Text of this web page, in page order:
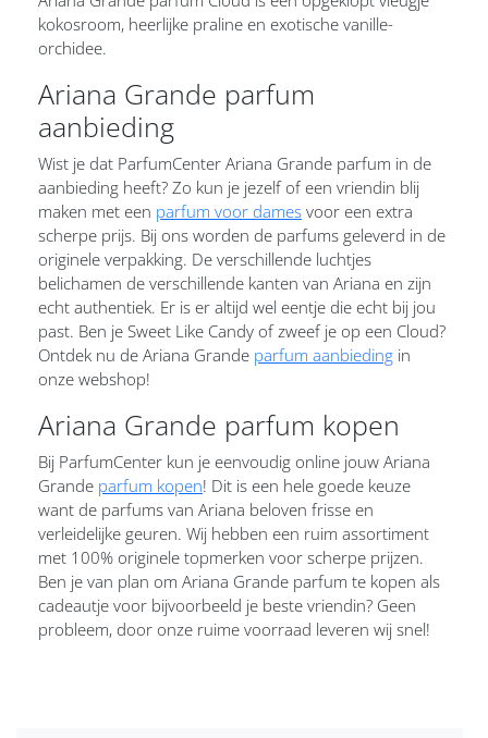
kokosroom, heerlijke praline en exotische vanille-
orchidee.
Ariana Grande parfum
aanbieding
Wist je dat ParfumCenter Ariana Grande parfum in de
aanbieding heeft? Zo kun je jezelf of een vriendin blij
maken met een parfum voor dames voor een extra
scherpe prijs. Bij ons worden de parfums geleverd in de
originele verpakking. De verschillende luchtjes
belichamen de verschillende kanten van Ariana en zijn
echt authentiek. Er is er altijd wel eentje die echt bij jou
past. Ben je Sweet Like Candy of zweef je op een Cloud?
Ontdek nu de Ariana Grande parfum aanbieding in
onze webshop!
Ariana Grande parfum kopen
Bij ParfumCenter kun je eenvoudig online jouw Ariana
Grande parfum kopen! Dit is een hele goede keuze
want de parfums van Ariana beloven frisse en
verleidelijke geuren. Wij hebben een ruim assortiment
met 100% originele topmerken voor scherpe prijzen.
Ben je van plan om Ariana Grande parfum te kopen als
cadeautje voor bijvoorbeeld je beste vriendin? Geen
probleem, door onze ruime voorraad leveren wij snel!